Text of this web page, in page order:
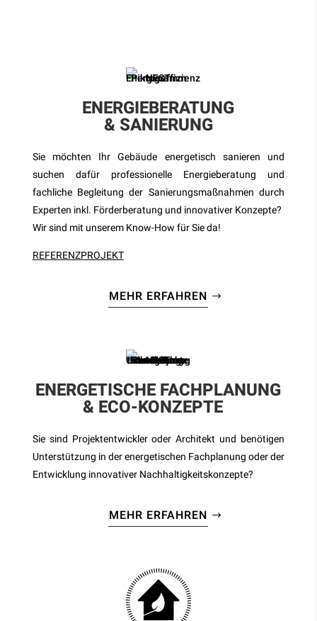
ENERGIEBERATUNG
& SANIERUNG
Sie möchten Ihr Gebäude energetisch sanieren und
suchen dafür professionelle Energieberatung und
fachliche Begleitung der Sanierungsmaßnahmen durch
Experten inkl. Förderberatung und innovativer Konzepte?
Wir sind mit unserem Know-How für Sie da!
REFERENZPROJEKT
MEHR ERFAHREN
ENERGETISCHE FACHPLANUNG
& ECO-KONZEPTE
Sie sind Projektentwickler oder Architekt und benötigen
Unterstützung in der energetischen Fachplanung oder der
Entwicklung innovativer Nachhaltigkeitskonzepte?
MEHR ERFAHREN